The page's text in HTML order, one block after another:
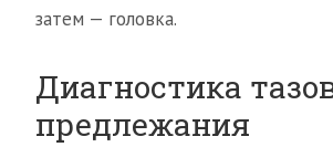
затем — головка.
Диагностика
предлежания